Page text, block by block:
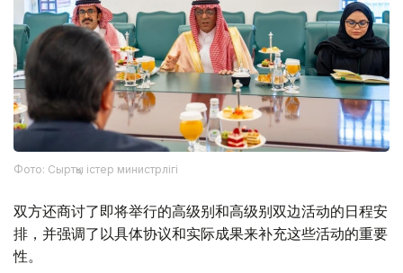
Фото: Сыртқы істер министрлігі
双方还商讨了即将举行的高级别和高级别双边活动的日程安
排，并强调了以具体协议和实际成果来补充这些活动的重要
性。